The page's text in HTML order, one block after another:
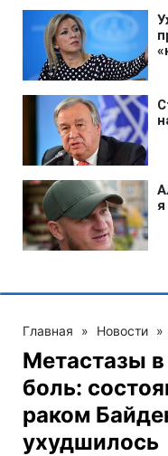
Главная » Новости »
Метастазы в
боль:
раком
ухудшилось